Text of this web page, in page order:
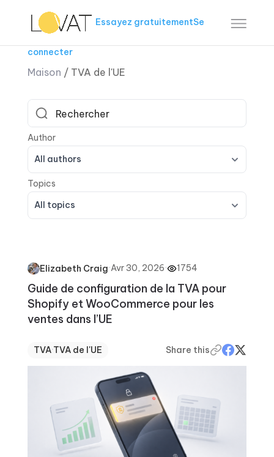
Essayez gratuitementSe
connecter
Maison / TVA de l'UE
All authors
All topics
Elizabeth Craig·Avr 30, 2026· 1754
Guide de configuration de la TVA pour
Shopify et WooCommerce pour les
ventes dans l’UE
TVA·TVA de l'UE Share this